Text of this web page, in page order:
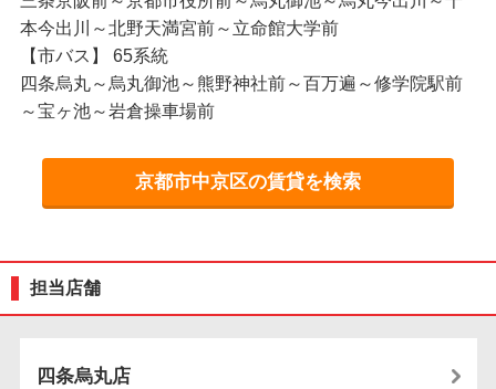
本今出川～北野天満宮前～立命館大学前
【市バス】 65系統
四条烏丸～烏丸御池～熊野神社前～百万遍～修学院駅前
～宝ヶ池～岩倉操車場前
京都市中京区の賃貸を検索
担当店舗
四条烏丸店